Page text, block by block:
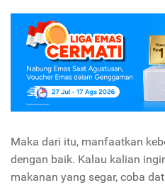
Maka dari itu, manfaatkan
dengan baik. Kalau kalian
makanan yang segar, coba